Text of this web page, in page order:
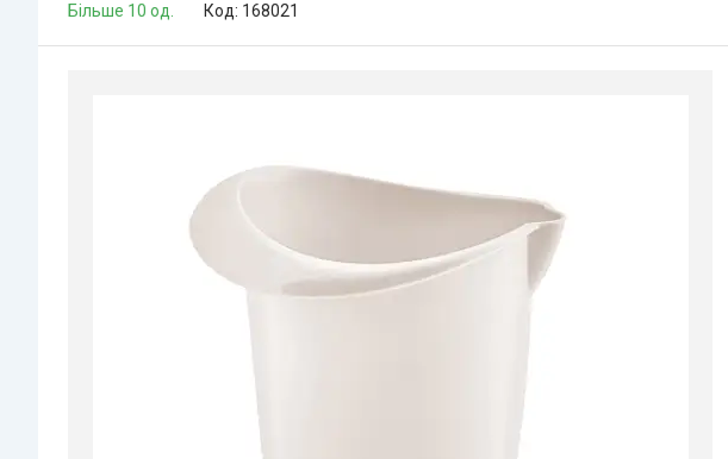
Більше 10 од. Код: 168021